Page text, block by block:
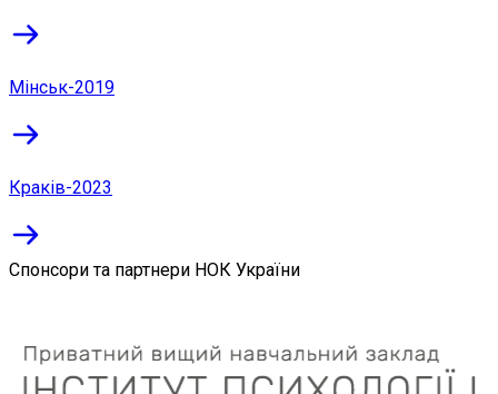
Мінськ-2019
Краків-2023
Спонсори та партнери НОК України